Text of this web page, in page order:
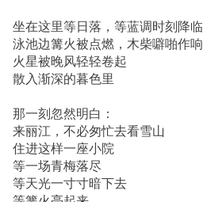
坐在这里等日落，等蓝调时刻降临
泳池边篝火被点燃，木柴噼啪作响
火星被晚风轻轻卷起
散入渐深的暮色里
那一刻忽然明白：
来丽江，不必匆忙去看雪山
住进这样一座小院
等一场青梅落尽
等天光一寸寸暗下去